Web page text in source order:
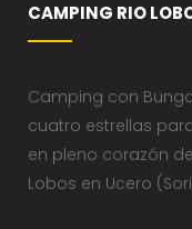
CAMPING RIO
Camping con
cuatro estrellas
en pleno corazón
Lobos en Ucero